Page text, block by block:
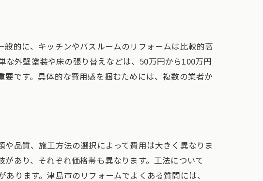
的に、キッチンやバスルームのリフォームは比較的高
外壁塗装や床の張り替えなどは、50万円から100万円
です。具体的な費用感を掴むためには、複数の業者か
品質、施工方法の選択によって費用は大きく異なりま
あり、それぞれ価格帯も異なります。工法について
ります。津島市のリフォームでよくある質問には、